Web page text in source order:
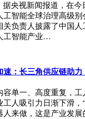
央视新闻报道，在今
工智能全球治理高级别
关负责人披露了中国
工智能产业…
速：长三角供应链助
容单一、高度重复，
人吸引力日渐下滑，
人来做，这是产业发展